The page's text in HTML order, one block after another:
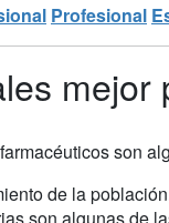
Profesional
son
de la
son algunas de